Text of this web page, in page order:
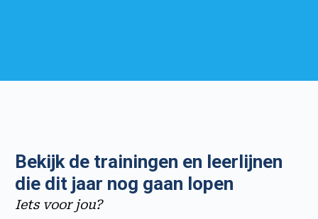
Bekijk de trainingen en leerlijnen
die dit jaar nog gaan lopen
Iets voor jou?